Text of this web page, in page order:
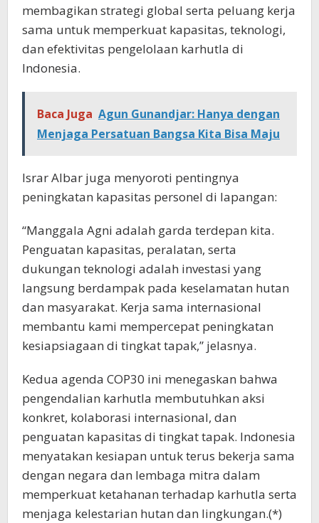
membagikan strategi global serta peluang kerja
sama untuk memperkuat kapasitas, teknologi,
dan efektivitas pengelolaan karhutla di
Indonesia.
Baca Juga Agun Gunandjar: Hanya dengan
Menjaga Persatuan Bangsa Kita Bisa Maju
Israr Albar juga menyoroti pentingnya
peningkatan kapasitas personel di lapangan:
“Manggala Agni adalah garda terdepan kita.
Penguatan kapasitas, peralatan, serta
dukungan teknologi adalah investasi yang
langsung berdampak pada keselamatan hutan
dan masyarakat. Kerja sama internasional
membantu kami mempercepat peningkatan
kesiapsiagaan di tingkat tapak,” jelasnya.
Kedua agenda COP30 ini menegaskan bahwa
pengendalian karhutla membutuhkan aksi
konkret, kolaborasi internasional, dan
penguatan kapasitas di tingkat tapak. Indonesia
menyatakan kesiapan untuk terus bekerja sama
dengan negara dan lembaga mitra dalam
memperkuat ketahanan terhadap karhutla serta
menjaga kelestarian hutan dan lingkungan.(*)